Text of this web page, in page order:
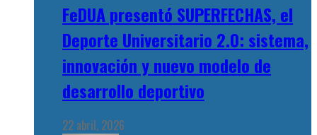
FeDUA presentó SUPERFECHAS, el
Deporte Universitario 2.0: sistema,
innovación y nuevo modelo de
desarrollo deportivo
22 abril, 2026